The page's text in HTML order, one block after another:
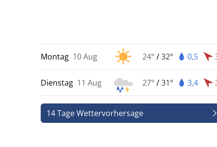
Montag 10 Aug 24° /32° 0,5
Dienstag 11 Aug 27° /31° 3,4
14 Tage Wettervorhersage